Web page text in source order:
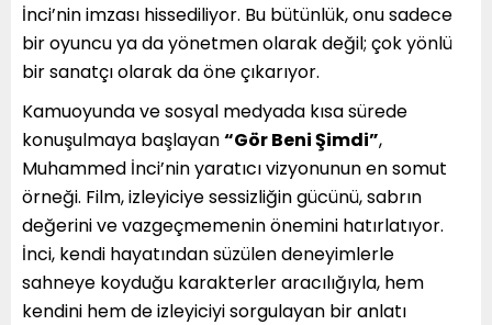
İnci’nin imzası hissediliyor. Bu bütünlük, onu sadece
bir oyuncu ya da yönetmen olarak değil; çok yönlü
bir sanatçı olarak da öne çıkarıyor.
Kamuoyunda ve sosyal medyada kısa sürede
konuşulmaya başlayan“Gör Beni Şimdi”,
Muhammed İnci’nin yaratıcı vizyonunun en somut
örneği. Film, izleyiciye sessizliğin gücünü, sabrın
değerini ve vazgeçmemenin önemini hatırlatıyor.
İnci, kendi hayatından süzülen deneyimlerle
sahneye koyduğu karakterler aracılığıyla, hem
kendini hem de izleyiciyi sorgulayan bir anlatı